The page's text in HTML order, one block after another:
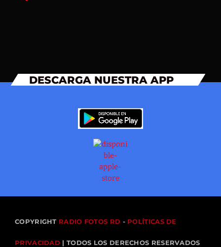
DESCARGA NUESTRA APP
COPYRIGHT RADIO FOTOS RD - POLÍTICAS DE
PRIVACIDAD | TODOS LOS DERECHOS RESERVADOS